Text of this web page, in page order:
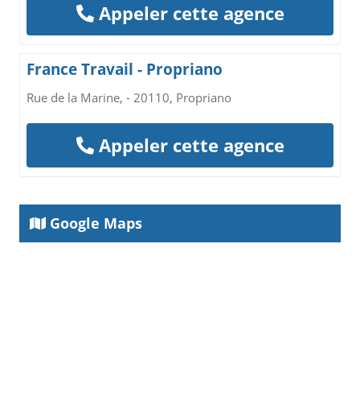
Appeler cette agence
France Travail - Propriano
Rue de la Marine, - 20110, Propriano
Appeler cette agence
Google Maps